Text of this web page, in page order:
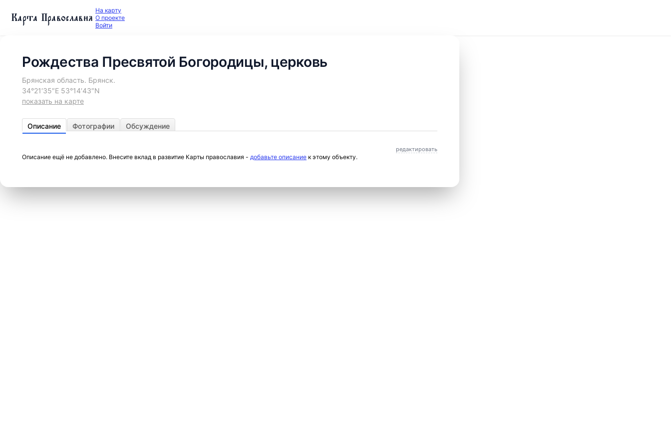
Карта Православия На карту
О проекте
Войти
Рождества Пресвятой Богородицы, церковь
Брянская область. Брянск.
34°21′35″E 53°14′43″N
показать на карте
Описание Фотографии Обсуждение
редактировать
Описание ещё не добавлено. Внесите вклад в развитие Карты православия - добавьте описание к этому объекту.